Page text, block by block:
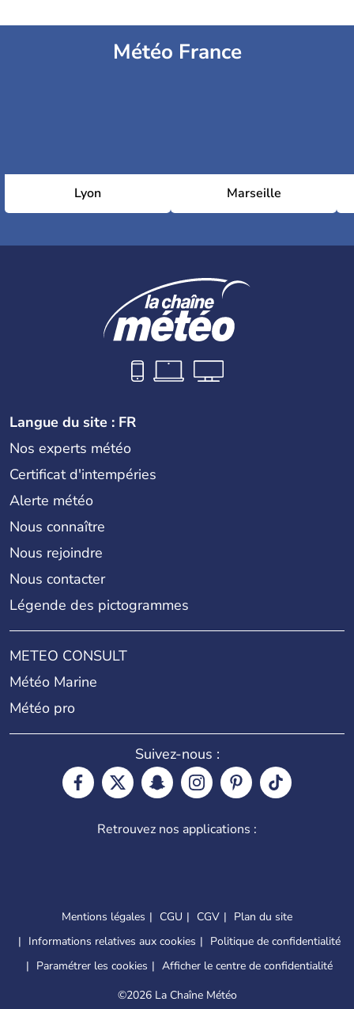
Météo France
Lyon Marseille
Langue du site : FR
Nos experts météo
Certificat d'intempéries
Alerte météo
Nous connaître
Nous rejoindre
Nous contacter
Légende des pictogrammes
METEO CONSULT
Météo Marine
Météo pro
Suivez-nous :
Retrouvez nos applications :
Mentions légales CGU CGV
Plan du site
Informations relatives aux cookies
Politique de confidentialité
Paramétrer les cookies
Afficher le centre de confidentialité
©2026 La Chaîne Météo